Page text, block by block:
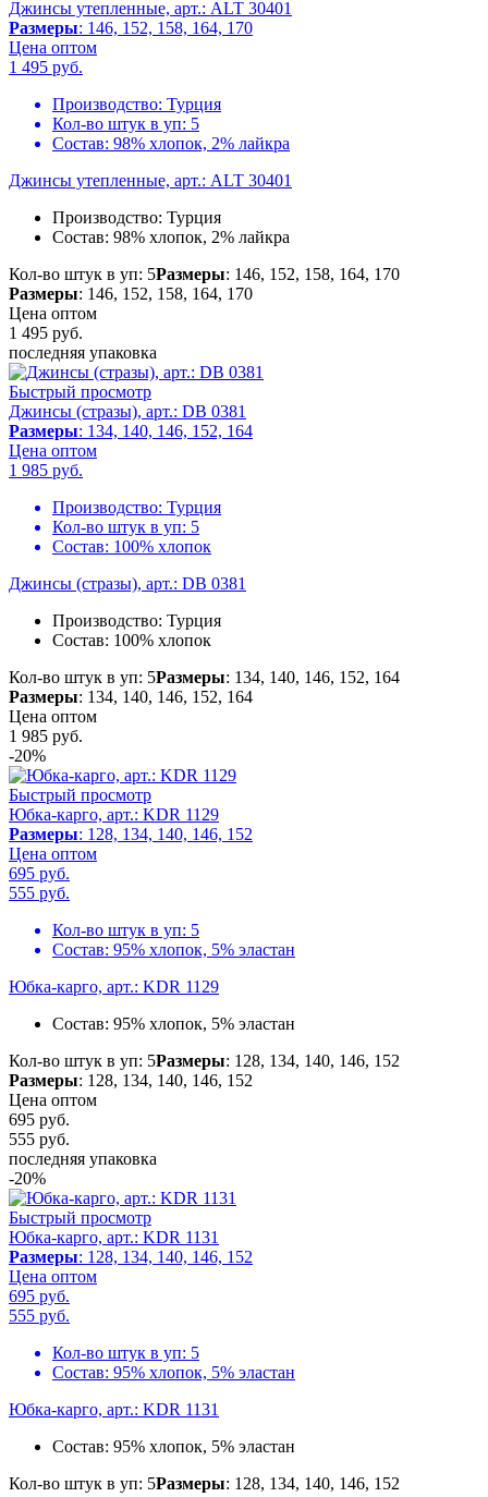
Джинсы утепленные, арт.: ALT 30401
Размеры: 146, 152, 158, 164, 170
Цена оптом
1 495 руб.
Производство: Турция
Кол-во штук в уп: 5
Состав: 98% хлопок, 2% лайкра
Джинсы утепленные, арт.: ALT 30401
Производство: Турция
Состав: 98% хлопок, 2% лайкра
Кол-во штук в уп: 5Размеры: 146, 152, 158, 164, 170
Размеры: 146, 152, 158, 164, 170
Цена оптом
1 495 руб.
последняя упаковка
Быстрый просмотр
Джинсы (стразы), арт.: DB 0381
Размеры: 134, 140, 146, 152, 164
Цена оптом
1 985 руб.
Производство: Турция
Кол-во штук в уп: 5
Состав: 100% хлопок
Джинсы (стразы), арт.: DB 0381
Производство: Турция
Состав: 100% хлопок
Кол-во штук в уп: 5Размеры: 134, 140, 146, 152, 164
Размеры: 134, 140, 146, 152, 164
Цена оптом
1 985 руб.
-20%
Быстрый просмотр
Юбка-карго, арт.: KDR 1129
Размеры: 128, 134, 140, 146, 152
Цена оптом
695 руб.
555 руб.
Кол-во штук в уп: 5
Состав: 95% хлопок, 5% эластан
Юбка-карго, арт.: KDR 1129
Состав: 95% хлопок, 5% эластан
Кол-во штук в уп: 5Размеры: 128, 134, 140, 146, 152
Размеры: 128, 134, 140, 146, 152
Цена оптом
695 руб.
555 руб.
последняя упаковка
-20%
Быстрый просмотр
Юбка-карго, арт.: KDR 1131
Размеры: 128, 134, 140, 146, 152
Цена оптом
695 руб.
555 руб.
Кол-во штук в уп: 5
Состав: 95% хлопок, 5% эластан
Юбка-карго, арт.: KDR 1131
Состав: 95% хлопок, 5% эластан
Кол-во штук в уп: 5Размеры: 128, 134, 140, 146, 152